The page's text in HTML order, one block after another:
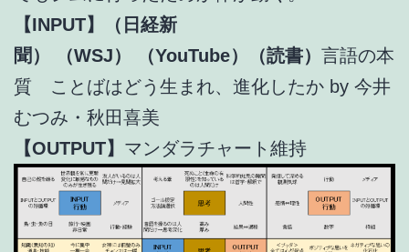
【INPUT】（日経新
聞）
（WSJ） （YouTube）（読書） 言語の本
質 ことばはどう生まれ、進化したか by 今井
むつみ・秋田喜美
【OUTPUT】 マンダラチャート維持